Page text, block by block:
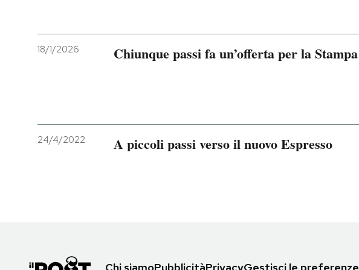
18/1/2026 Chiunque passi fa un’offerta per la Stampa
24/4/2022 A piccoli passi verso il nuovo Espresso